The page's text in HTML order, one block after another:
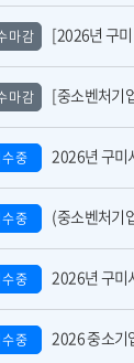
마감 [2026년 구미 청
마감 [중소벤처기업부]
중 2026년 구미
중 (중소벤처기업
중 2026년 구미
중 2026 중소기